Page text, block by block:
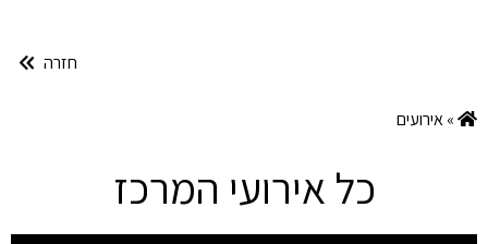
»אירועים
חזרה
כל אירועי המרכז